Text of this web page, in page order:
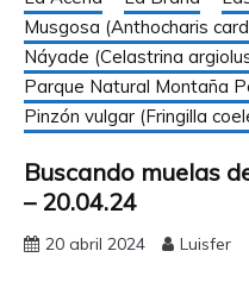
Musgosa (Anthocharis
Náyade (Celastrina
Parque Natural Montaña
Pinzón vulgar (Fringilla
Buscando muelas
– 20.04.24
20 abril 2024 Luisfer